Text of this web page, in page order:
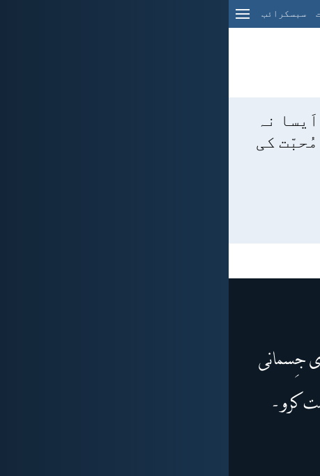
سبسکرائب
نہ
کی